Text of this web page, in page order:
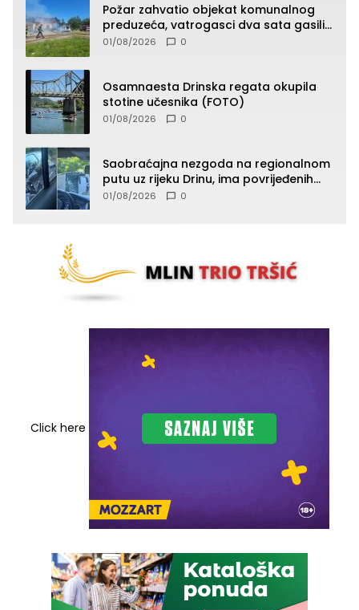
Požar zahvatio objekat komunalnog
preduzeća, vatrogasci dva sata gasili
vatru (FOTO)
01/08/2026 0
Osamnaesta Drinska regata okupila
stotine učesnika (FOTO)
01/08/2026 0
Saobraćajna nezgoda na regionalnom
putu uz rijeku Drinu, ima povrijeđenih
lica (FOTO)
01/08/2026 0
Click here